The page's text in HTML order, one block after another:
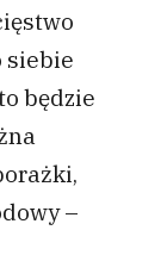
siebie
będzie
–